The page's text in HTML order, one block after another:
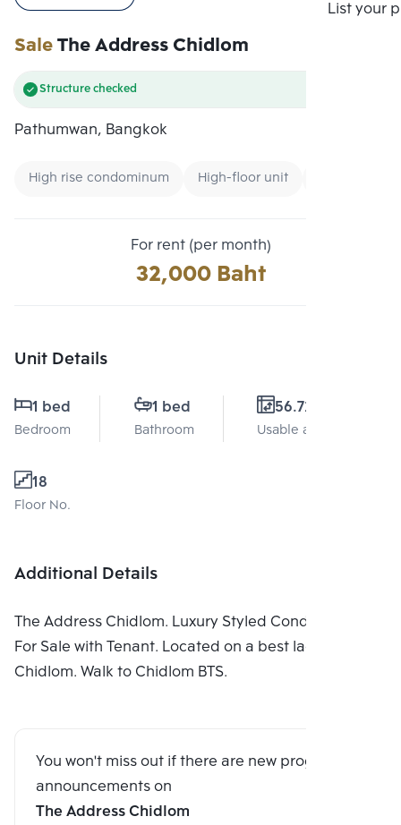
List your
SaleThe Address Chidlom
Structure checked
Pathumwan, Bangkok
High rise condominum High-floor unit
For rent (per month)
32,000 Baht
Unit Details
1 bed
Bedroom
1 bed
Bathroom
56.72 Sq.m.
Usable area
18
Floor No.
Additional Details
The Address Chidlom. Luxury Styled Condominium
For Sale with Tenant. Located on a best lacation in
Chidlom. Walk to Chidlom BTS.
You won't miss out if there are new program
announcements on
The Address Chidlom